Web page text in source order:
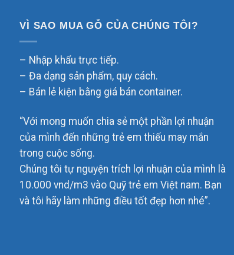
VÌ SAO MUA GỖ CỦA CHÚNG TÔI?
– Nhập khẩu trực tiếp.
– Đa dạng sản phẩm, quy cách.
– Bán lẻ kiện bằng giá bán container.
“Với mong muốn chia sẻ một phần lợi nhuận
của mình đến những trẻ em thiếu may mắn
trong cuộc sống.
Chúng tôi tự nguyện trích lợi nhuận của mình là
10.000 vnd/m3 vào Quỹ trẻ em Việt nam. Bạn
và tôi hãy làm những điều tốt đẹp hơn nhé”.